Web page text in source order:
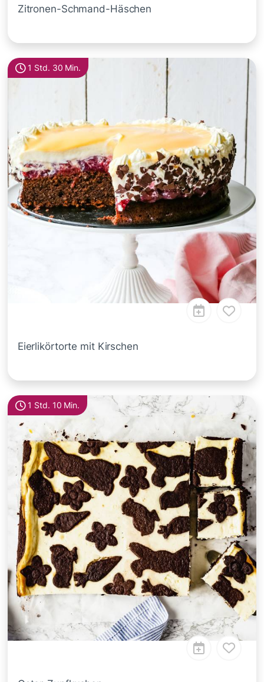
Zitronen-Schmand-Häschen
1 Std. 30 Min.
Eierlikörtorte mit Kirschen
1 Std. 10 Min.